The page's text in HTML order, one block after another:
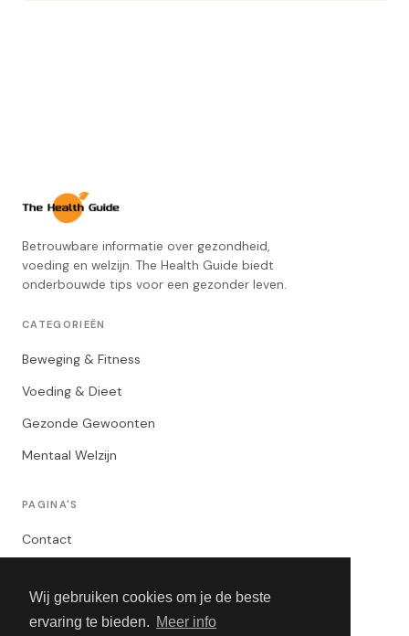
Wij gebruiken cookies om je de beste
ervaring te bieden. Meer info
Betrouwbare informatie over gezondheid,
voeding en welzijn. The Health Guide biedt
onderbouwde tips voor een gezonder leven.
CATEGORIEËN
Beweging & Fitness
Voeding & Dieet
Gezonde Gewoonten
Mentaal Welzijn
PAGINA'S
Contact
Algemene Voorwaarden